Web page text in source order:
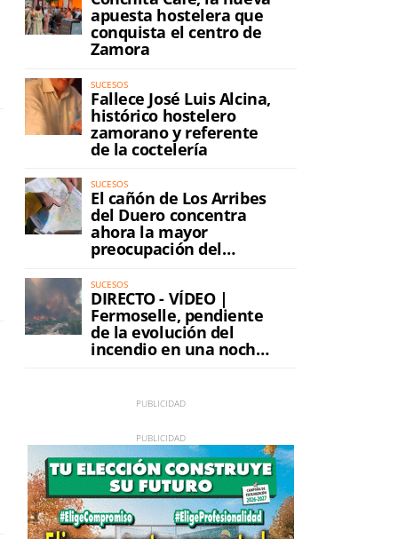
apuesta hostelera que
conquista el centro de
Zamora
SUCESOS
Fallece José Luis Alcina,
histórico hostelero
zamorano y referente
de la coctelería
SUCESOS
El cañón de Los Arribes
del Duero concentra
ahora la mayor
preocupación del
incendio
SUCESOS
DIRECTO - VÍDEO |
Fermoselle, pendiente
de la evolución del
incendio en una noche